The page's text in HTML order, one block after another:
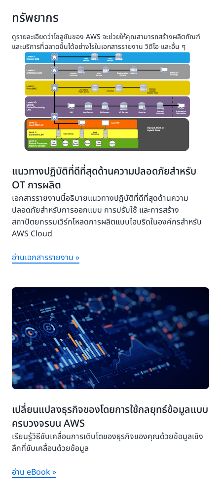
ทรัพยากร
ดูรายละเอียดว่าโซลูชันของ AWS จะช่วยให้คุณสามารถสร้างผลิตภัณฑ์
และบริการที่ฉลาดขึ้นได้อย่างไรในเอกสารรายงาน วิดีโอ และอื่น ๆ
แนวทางปฏิบัติที่ดีที่สุดด้านความปลอดภัยสำหรับ
OT การผลิต
เอกสารรายงานนี้อธิบายแนวทางปฏิบัติที่ดีที่สุดด้านความ
ปลอดภัยสำหรับการออกแบบ การปรับใช้ และการสร้าง
สถาปัตยกรรมเวิร์กโหลดการผลิตแบบไฮบริดในองค์กรสำหรับ
AWS Cloud
อ่านเอกสารรายงาน »
เปลี่ยนแปลงธุรกิจของโดยการใช้กลยุทธ์ข้อมูลแบบ
ครบวงจรบน AWS
เรียนรู้วิธีขับเคลื่อนการเติบโตของธุรกิจของคุณด้วยข้อมูลเชิง
ลึกที่ขับเคลื่อนด้วยข้อมูล
อ่าน eBook »